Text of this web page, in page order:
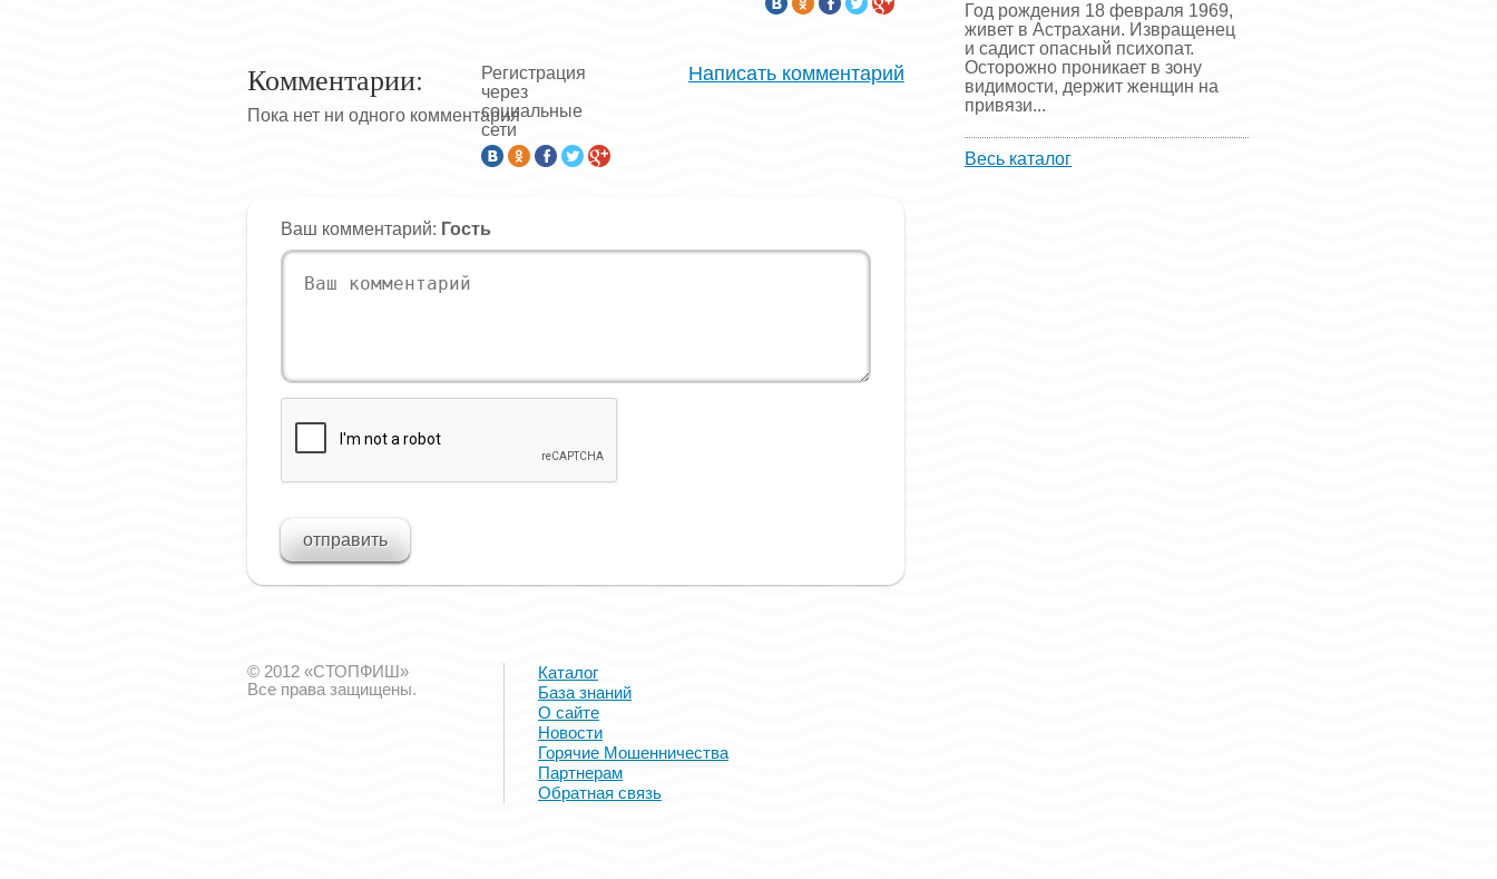
Комментарии: Написать комментарий
Регистрация
через
социальные
сети
Пока нет ни одного комментария
Ваш комментарий: Гость
Год рождения 18 февраля 1969,
живет в Астрахани. Извращенец
и садист опасный психопат.
Осторожно проникает в зону
видимости, держит женщин на
привязи...
Весь каталог
© 2012 «СТОПФИШ»
Все права защищены.
Каталог
База знаний
О сайте
Новости
Горячие Мошенничества
Партнерам
Обратная связь